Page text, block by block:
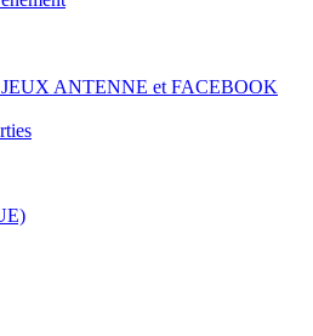
ANTENNE et FACEBOOK